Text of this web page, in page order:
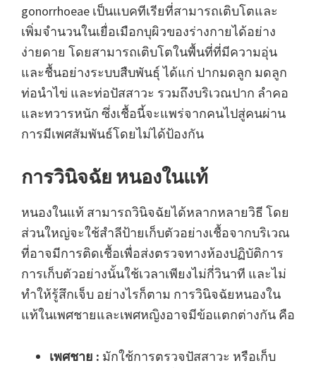
gonorrhoeae เป็นแบคทีเรียที่สามารถเติบโตและ
เพิ่มจำนวนในเยื่อเมือกบุผิวของร่างกายได้อย่าง
ง่ายดาย โดยสามารถเติบโตในพื้นที่ที่มีความอุ่น
และชื้นอย่างระบบสืบพันธ์ุ ได้แก่ ปากมดลูก มดลูก
ท่อนำไข่ และท่อปัสสาวะ รวมถึงบริเวณปาก ลำคอ
และทวารหนัก ซึ่งเชื้อนี้จะแพร่จากคนไปสู่คนผ่าน
การมีเพศสัมพันธ์โดยไม่ได้ป้องกัน
การวินิจฉัย หนองในแท้
หนองในแท้ สามารถวินิจฉัยได้หลากหลายวิธี โดย
ส่วนใหญ่จะใช้สำลีป้ายเก็บตัวอย่างเชื้อจากบริเวณ
ที่อาจมีการติดเชื้อเพื่อส่งตรวจทางห้องปฏิบัติการ
การเก็บตัวอย่างนั้นใช้เวลาเพียงไม่กี่วินาที และไม่
ทำให้รู้สึกเจ็บ อย่างไรก็ตาม การวินิจฉัยหนองใน
แท้ในเพศชายและเพศหญิงอาจมีข้อแตกต่างกัน คือ
เพศชาย : มักใช้การตรวจปัสสาวะ หรือเก็บ